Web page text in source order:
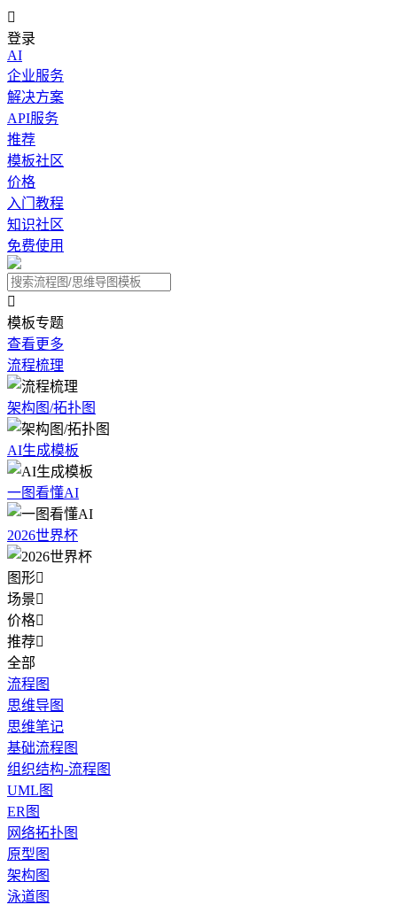

登录
AI
企业服务
解决方案
API服务
推荐
模板社区
价格
入门教程
知识社区
免费使用

模板专题
查看更多
流程梳理
架构图/拓扑图
AI生成模板
一图看懂AI
2026世界杯
图形
场景
价格
推荐
全部
流程图
思维导图
思维笔记
基础流程图
组织结构-流程图
UML图
ER图
网络拓扑图
原型图
架构图
泳道图